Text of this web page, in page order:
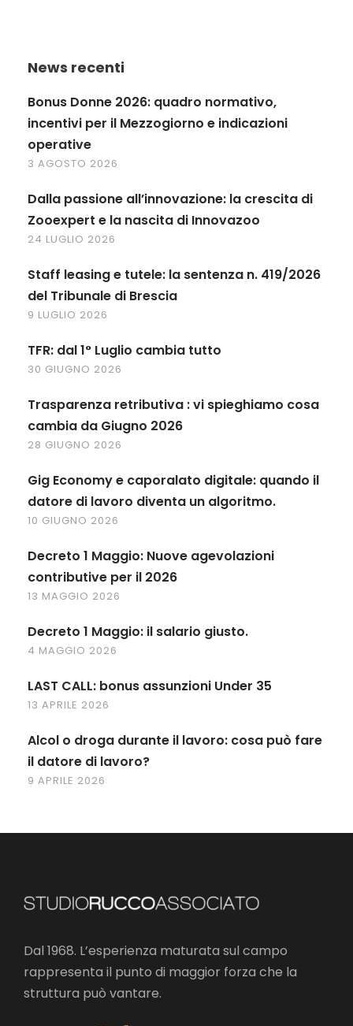
News recenti
Bonus Donne 2026: quadro normativo,
incentivi per il Mezzogiorno e indicazioni
operative
3 AGOSTO 2026
Dalla passione all’innovazione: la crescita di
Zooexpert e la nascita di Innovazoo
24 LUGLIO 2026
Staff leasing e tutele: la sentenza n. 419/2026
del Tribunale di Brescia
9 LUGLIO 2026
TFR: dal 1° Luglio cambia tutto
30 GIUGNO 2026
Trasparenza retributiva : vi spieghiamo cosa
cambia da Giugno 2026
28 GIUGNO 2026
Gig Economy e caporalato digitale: quando il
datore di lavoro diventa un algoritmo.
10 GIUGNO 2026
Decreto 1 Maggio: Nuove agevolazioni
contributive per il 2026
13 MAGGIO 2026
Decreto 1 Maggio: il salario giusto.
4 MAGGIO 2026
LAST CALL: bonus assunzioni Under 35
13 APRILE 2026
Alcol o droga durante il lavoro: cosa può fare
il datore di lavoro?
9 APRILE 2026
Dal 1968. L’esperienza maturata sul campo
rappresenta il punto di maggior forza che la
struttura può vantare.